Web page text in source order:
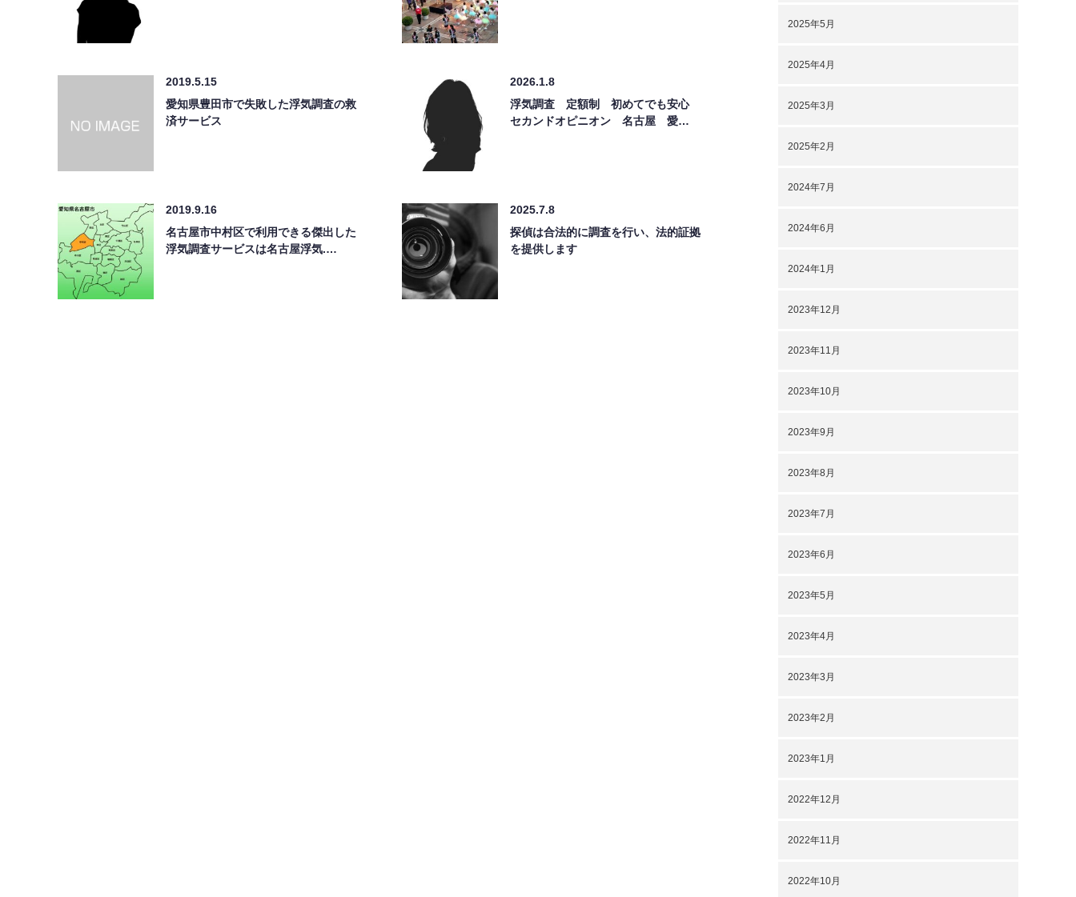
2019.5.15
愛知県豊田市で失敗した浮気調査の救
済サービス
2026.1.8
浮気調査 定額制 初めてでも安心
セカンドオピニオン 名古屋 愛…
2019.9.16
名古屋市中村区で利用できる傑出した
浮気調査サービスは名古屋浮気.…
2025.7.8
探偵は合法的に調査を行い、法的証拠
を提供します
2025年5月
2025年4月
2025年3月
2025年2月
2024年7月
2024年6月
2024年1月
2023年12月
2023年11月
2023年10月
2023年9月
2023年8月
2023年7月
2023年6月
2023年5月
2023年4月
2023年3月
2023年2月
2023年1月
2022年12月
2022年11月
2022年10月